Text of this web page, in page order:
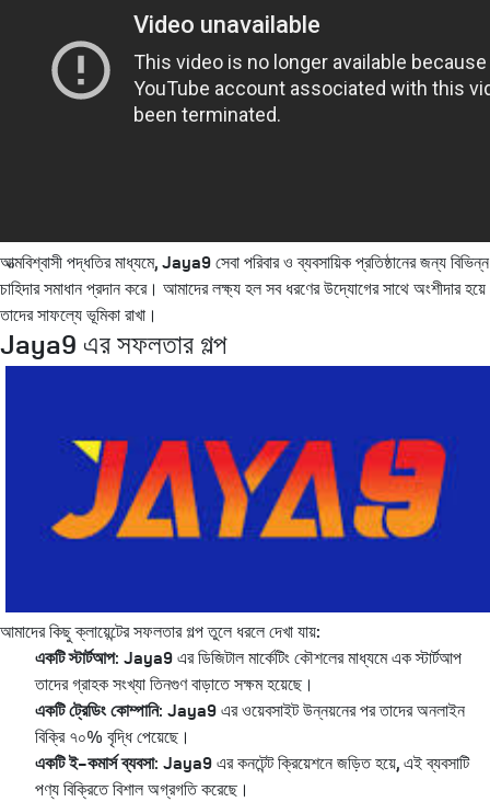
আত্মবিশ্বাসী পদ্ধতির মাধ্যমে, Jaya9 সেবা পরিবার ও ব্যবসায়িক প্রতিষ্ঠানের জন্য বিভিন্ন
চাহিদার সমাধান প্রদান করে। আমাদের লক্ষ্য হল সব ধরণের উদ্যোগের সাথে অংশীদার হয়ে
তাদের সাফল্যে ভূমিকা রাখা।
Jaya9 এর সফলতার গল্প
আমাদের কিছু ক্লায়েন্টের সফলতার গল্প তুলে ধরলে দেখা যায়:
একটি স্টার্টআপ: Jaya9 এর ডিজিটাল মার্কেটিং কৌশলের মাধ্যমে এক স্টার্টআপ
তাদের গ্রাহক সংখ্যা তিনগুণ বাড়াতে সক্ষম হয়েছে।
একটি ট্রেডিং কোম্পানি: Jaya9 এর ওয়েবসাইট উন্নয়নের পর তাদের অনলাইন
বিক্রি ৭০% বৃদ্ধি পেয়েছে।
একটি ই-কমার্স ব্যবসা: Jaya9 এর কনটেন্ট ক্রিয়েশনে জড়িত হয়ে, এই ব্যবসাটি
পণ্য বিক্রিতে বিশাল অগ্রগতি করেছে।